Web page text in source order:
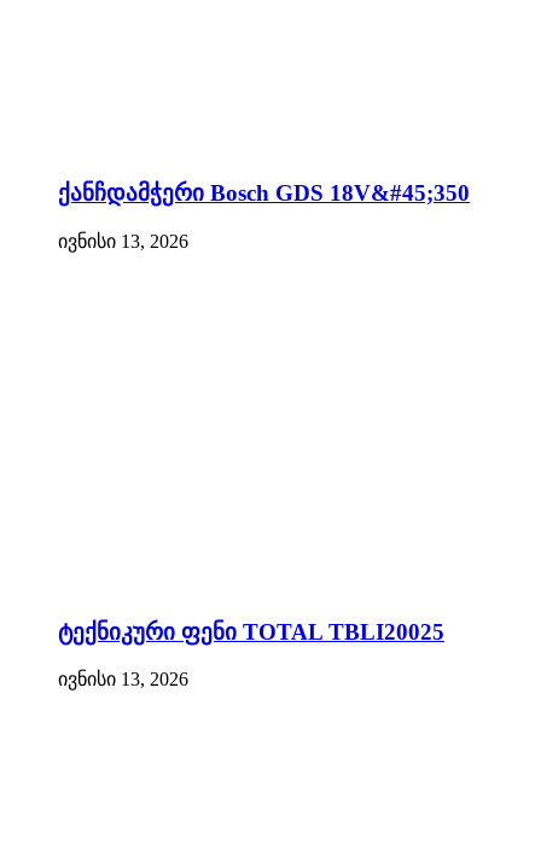
ქანჩდამჭერი Bosch GDS 18V&#45;350
ივნისი 13, 2026
ტექნიკური ფენი TOTAL TBLI20025
ივნისი 13, 2026